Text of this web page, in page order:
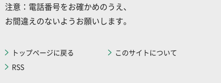
注意：電話番号をお確かめのうえ、
お間違えのないようお願いします。
トップページに戻る
このサイトについて
RSS